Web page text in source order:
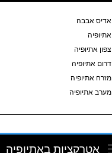
אדיס אבבה
אתיופיה
צפון אתיופיה
דרום אתיופיה
מזרח אתיופיה
מערב אתיופיה
אטרקציות באתיופיה